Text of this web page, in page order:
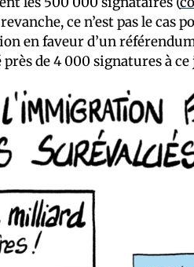
ce n’est pas le cas
en faveur d’un
près de 4 000 signatures à